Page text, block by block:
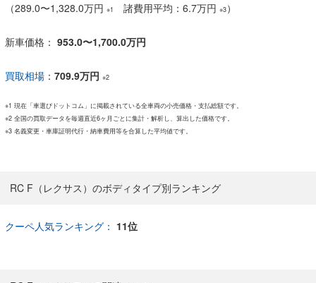
（289.0〜1,328.0万円 ※1 諸費用平均：6.7万円 ※3）
新車価格： 953.0〜1,700.0万円
買取相場 ： 709.9万円 ※2
※1 現在「車選びドットコム」に掲載されている全車両の小売価格・支払総額です。
※2 全国の買取データを毎週直近6ヶ月ごとに集計・解析し、算出した価格です。
※3 名義変更・車庫証明代行・納車費用等を合算した平均値です。
RC F（レクサス）のボディタイプ別ランキング
クーペ人気ランキング： 11位